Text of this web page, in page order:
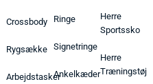
Crossbody
Rygsække
Arbejdstasker
Ringe
Signetringe
Ankelkæder
Herre
Sportssko
Herre
Træningstøj